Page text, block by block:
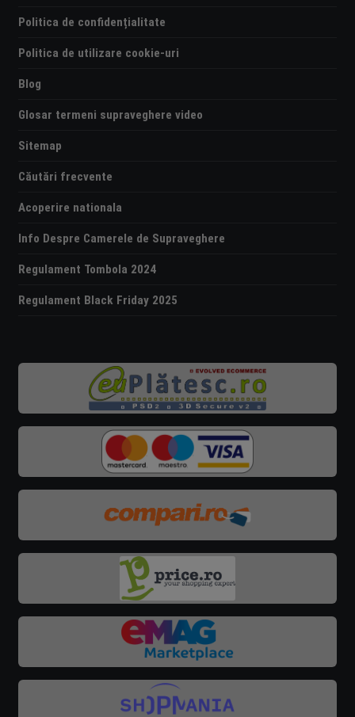
Politica de confidențialitate
Politica de utilizare cookie-uri
Blog
Glosar termeni supraveghere video
Sitemap
Căutări frecvente
Acoperire nationala
Info Despre Camerele de Supraveghere
Regulament Tombola 2024
Regulament Black Friday 2025